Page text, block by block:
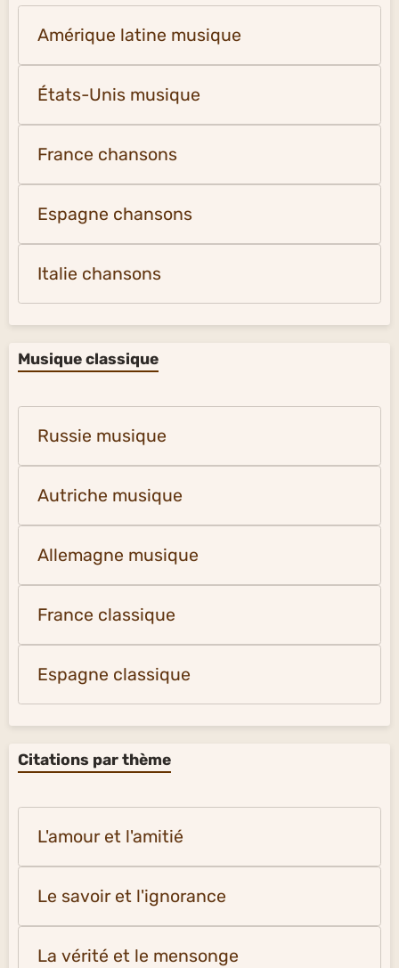
Amérique latine musique
États-Unis musique
France chansons
Espagne chansons
Italie chansons
Musique classique
Russie musique
Autriche musique
Allemagne musique
France classique
Espagne classique
Citations par thème
L'amour et l'amitié
Le savoir et l'ignorance
La vérité et le mensonge